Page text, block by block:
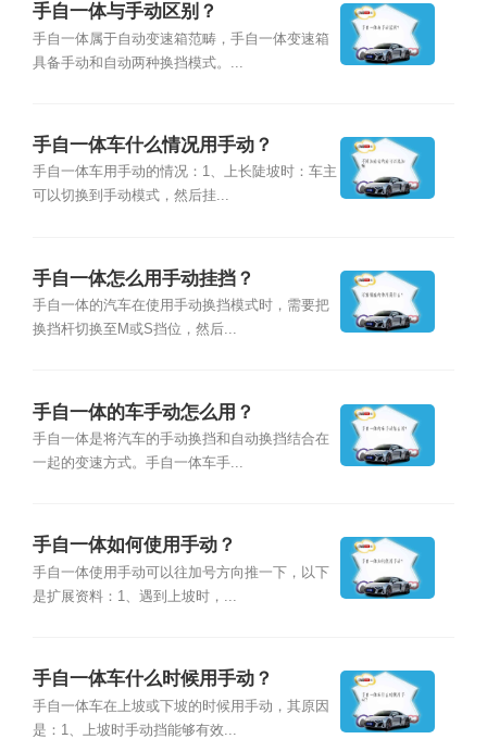
手自一体与手动区别？
手自一体属于自动变速箱范畴，手自一体变速箱
具备手动和自动两种换挡模式。...
手自一体车什么情况用手动？
手自一体车用手动的情况：1、上长陡坡时：车主
可以切换到手动模式，然后挂...
手自一体怎么用手动挂挡？
手自一体的汽车在使用手动换挡模式时，需要把
换挡杆切换至M或S挡位，然后...
手自一体的车手动怎么用？
手自一体是将汽车的手动换挡和自动换挡结合在
一起的变速方式。手自一体车手...
手自一体如何使用手动？
手自一体使用手动可以往加号方向推一下，以下
是扩展资料：1、遇到上坡时，...
手自一体车什么时候用手动？
手自一体车在上坡或下坡的时候用手动，其原因
是：1、上坡时手动挡能够有效...